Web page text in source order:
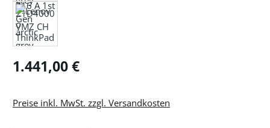
Regulärer Preis:
1.441,00 €
Preise inkl. MwSt. zzgl. Versandkosten